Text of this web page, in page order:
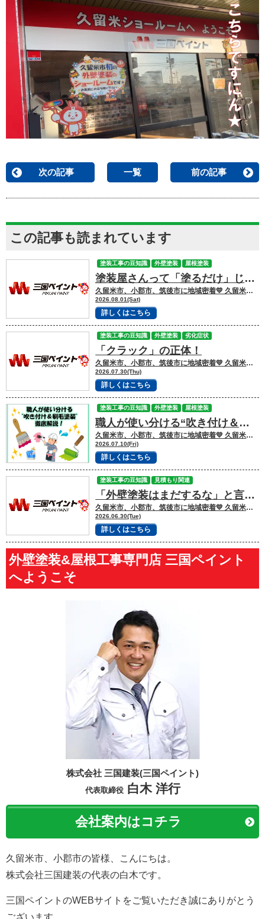
次の記事 一覧 前の記事
この記事も読まれています
塗装屋さんって「塗るだけ」じゃない！一体どうなってるの？
久留米市、小郡市、筑後市に地域密着💛 久留米市諏訪野町で外壁塗装・屋根塗装をして
2026.08.01(Sat)
詳しくはこちら
塗装工事の豆知識 外壁塗装 屋根塗装
「クラック」の正体！
久留米市、小郡市、筑後市に地域密着💛 久留米市諏訪野町で外壁塗装・屋根塗装をして
2026.07.30(Thu)
詳しくはこちら
塗装工事の豆知識 外壁塗装 劣化症状
職人が使い分ける“吹き付け＆刷毛塗装”
久留米市、小郡市、筑後市に地域密着💛 久留米市諏訪野町で外壁塗装・屋根塗装をして
2026.07.10(Fri)
詳しくはこちら
塗装工事の豆知識 外壁塗装 屋根塗装
「外壁塗装はまだするな」と言われたら？本当に塗装が必要なサインとは
久留米市、小郡市、筑後市に地域密着💛 久留米市諏訪野町で外壁塗装・屋根塗装をして
2026.06.30(Tue)
詳しくはこちら
塗装工事の豆知識 見積もり関連
外壁塗装&屋根工事専門店 三国ペイント
へようこそ
株式会社 三国建装(三国ペイント)
代表取締役白木 洋行
会社案内はコチラ
久留米市、小郡市の皆様、こんにちは。
株式会社三国建装の代表の白木です。
三国ペイントのWEBサイトをご覧いただき誠にありがとう